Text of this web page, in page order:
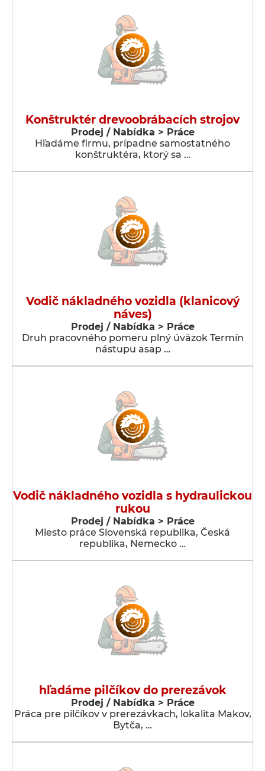
Konštruktér drevoobrábacích strojov
Prodej / Nabídka > Práce
Hľadáme firmu, prípadne samostatného
konštruktéra, ktorý sa …
Vodič nákladného vozidla (klanicový
náves)
Prodej / Nabídka > Práce
Druh pracovného pomeru plný úväzok Termín
nástupu asap …
Vodič nákladného vozidla s hydraulickou
rukou
Prodej / Nabídka > Práce
Miesto práce Slovenská republika, Česká
republika, Nemecko …
hľadáme pilčíkov do prerezávok
Prodej / Nabídka > Práce
Práca pre pilčíkov v prerezávkach, lokalita Makov,
Bytča, …